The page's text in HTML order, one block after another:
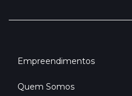
Empreendimentos
Quem Somos